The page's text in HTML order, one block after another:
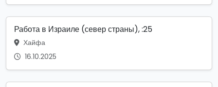
Работа в Израиле (север страны), :25
Хайфа
16.10.2025